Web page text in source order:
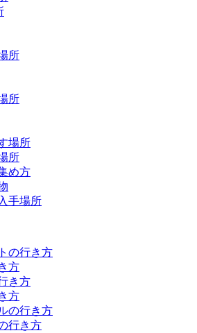
所
所
場所
所
め方
手場所
の行き方
方
き方
方
の行き方
行き方